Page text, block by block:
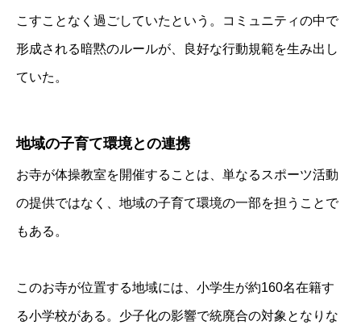
こすことなく過ごしていたという。コミュニティの中で
形成される暗黙のルールが、良好な行動規範を生み出し
ていた。
地域の子育て環境との連携
お寺が体操教室を開催することは、単なるスポーツ活動
の提供ではなく、地域の子育て環境の一部を担うことで
もある。
このお寺が位置する地域には、小学生が約160名在籍す
る小学校がある。少子化の影響で統廃合の対象となりな